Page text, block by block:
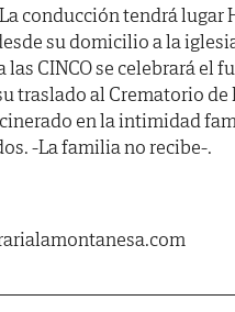
conducción tendrá lugar
su domicilio a la
CINCO se celebrará el
traslado al Crematorio de
en la intimidad
-La familia no recibe-.